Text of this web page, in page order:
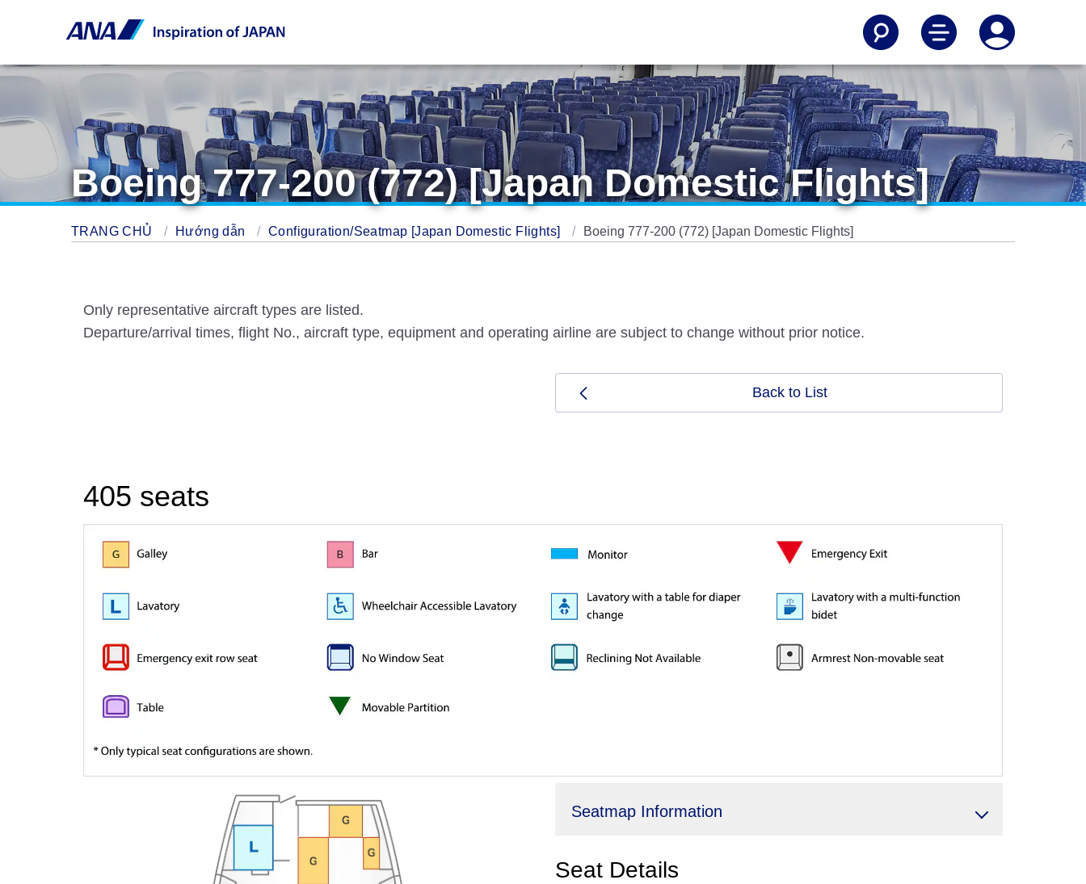
Boeing 777-200 (772) [Japan Domestic Flights]
TRANG CHỦ Hướng dẫn Configuration/Seatmap [Japan Domestic Flights] Boeing 777-200 (772) [Japan Domestic Flights]
Only representative aircraft types are listed.
Departure/arrival times, flight No., aircraft type, equipment and operating airline are subject to change without prior notice.
Back to List
405 seats
Seatmap Information
Seat Details